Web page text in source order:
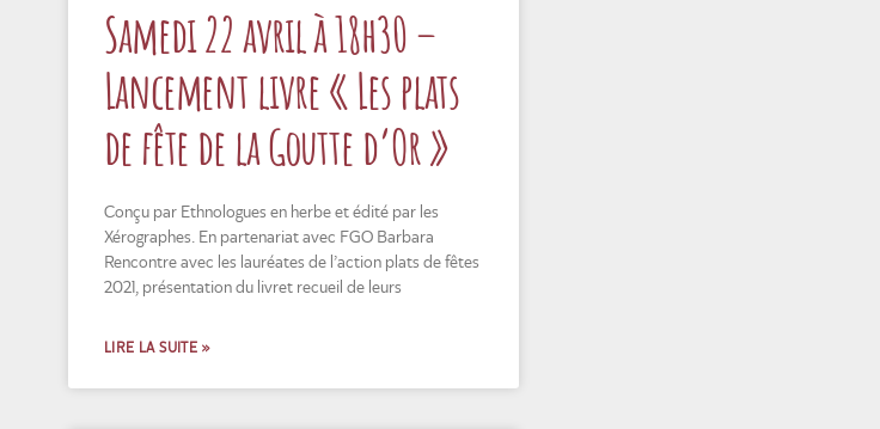
Samedi 22 avril à 18h30 –
Lancement livre « Les plats
de fête de la Goutte d’Or »
Conçu par Ethnologues en herbe et édité par les
Xérographes. En partenariat avec FGO Barbara
Rencontre avec les lauréates de l’action plats de fêtes
2021, présentation du livret recueil de leurs
LIRE LA SUITE »